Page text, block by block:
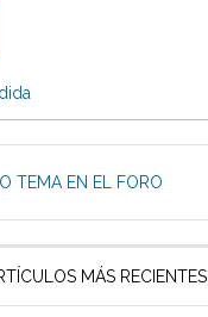
TEMA EN EL FORO
MÁS RECIENTES